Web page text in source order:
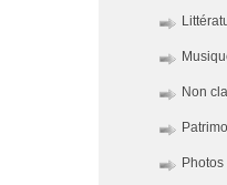
Non
Photos